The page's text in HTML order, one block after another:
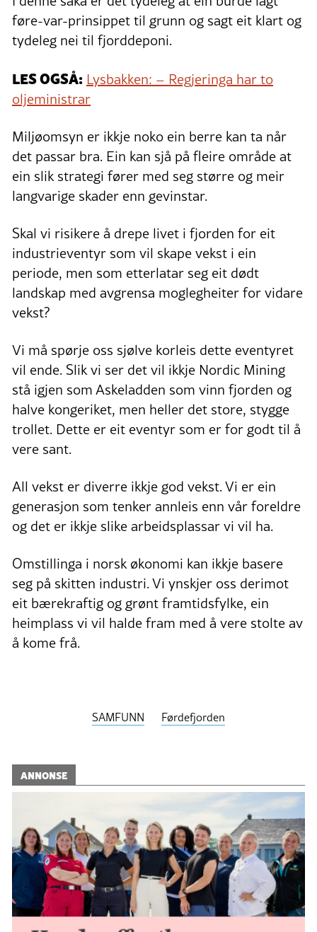
føre-var-prinsippet til grunn og sagt eit klart og
tydeleg nei til fjorddeponi.
LES OGSÅ: Lysbakken: – Regjeringa har to
oljeministrar
Miljøomsyn er ikkje noko ein berre kan ta når
det passar bra. Ein kan sjå på fleire område at
ein slik strategi fører med seg større og meir
langvarige skader enn gevinstar.
Skal vi risikere å drepe livet i fjorden for eit
industrieventyr som vil skape vekst i ein
periode, men som etterlatar seg eit dødt
landskap med avgrensa moglegheiter for vidare
vekst?
Vi må spørje oss sjølve korleis dette eventyret
vil ende. Slik vi ser det vil ikkje Nordic Mining
stå igjen som Askeladden som vinn fjorden og
halve kongeriket, men heller det store, stygge
trollet. Dette er eit eventyr som er for godt til å
vere sant.
All vekst er diverre ikkje god vekst. Vi er ein
generasjon som tenker annleis enn vår foreldre
og det er ikkje slike arbeidsplassar vi vil ha.
Omstillinga i norsk økonomi kan ikkje basere
seg på skitten industri. Vi ynskjer oss derimot
eit bærekraftig og grønt framtidsfylke, ein
heimplass vi vil halde fram med å vere stolte av
å kome frå.
SAMFUNN Førdefjorden
ANNONSE